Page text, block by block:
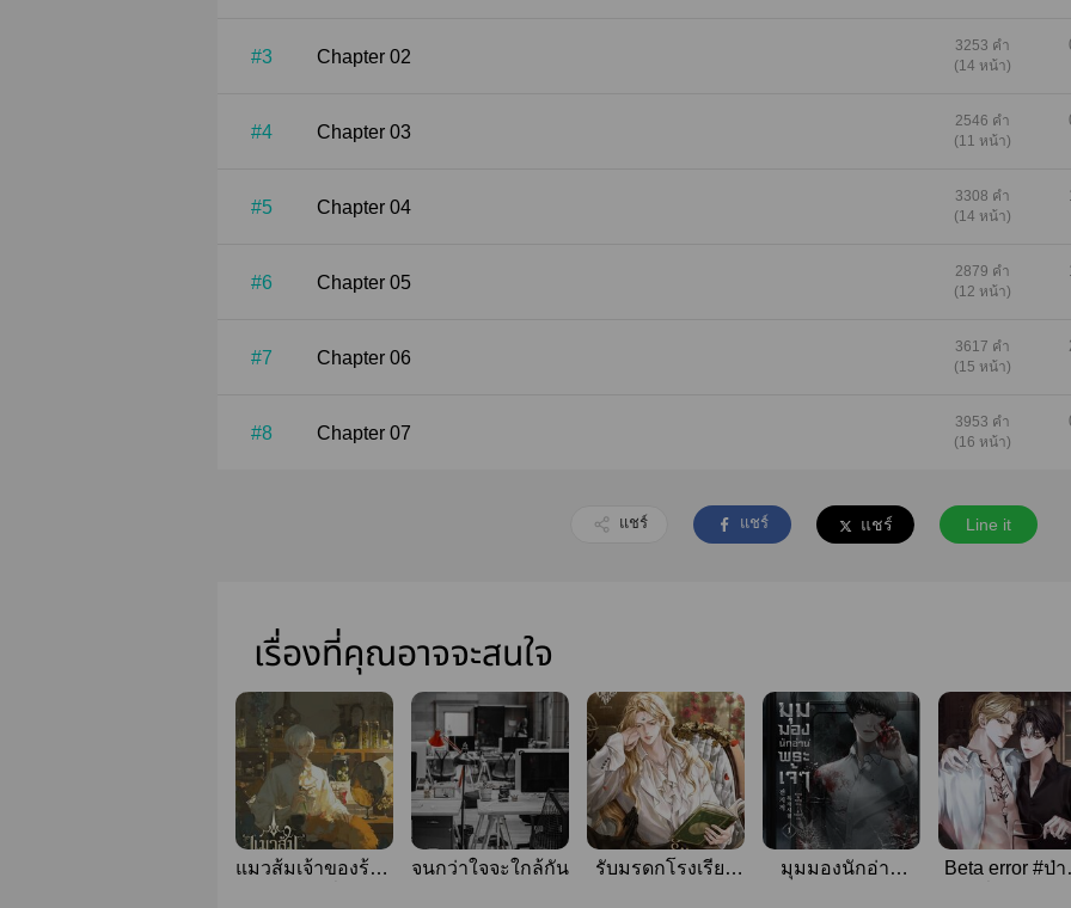
#3 Chapter 02
3253 คำ
(14 หน้า)
#4 Chapter 03
2546 คำ
(11 หน้า)
#5 Chapter 04
3308 คำ
(14 หน้า)
#6 Chapter 05
2879 คำ
(12 หน้า)
#7 Chapter 06
3617 คำ
(15 หน้า)
#8 Chapter 07
3953 คำ
(16 หน้า)
แชร์ แชร์ แชร์ Line it
เรื่องที่คุณอาจจะสนใจ
แมวส้มเจ้าของร้าน
จนกว่าใจจะใกล้กัน
รับมรดกโรงเรียน
มุมมองนักอ่าน
Beta error #ป่า